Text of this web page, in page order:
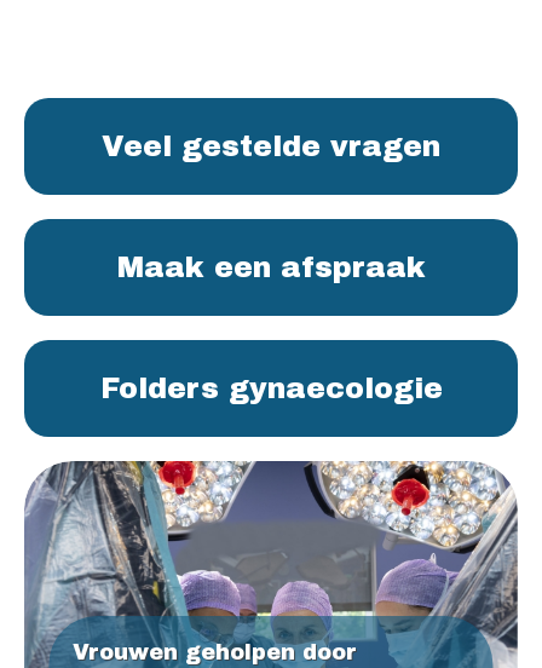
Veel gestelde vragen
Maak een afspraak
Folders gynaecologie
Vrouwen geholpen door